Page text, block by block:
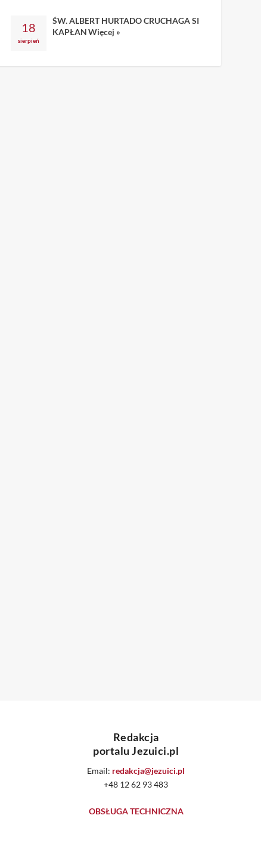
18
sierpień
ŚW. ALBERT HURTADO CRUCHAGA SI
KAPŁANWięcej »
Redakcja
portalu Jezuici.pl
Email: redakcja@jezuici.pl
+48 12 62 93 483
OBSŁUGA TECHNICZNA